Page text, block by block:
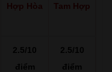
Hợp Hòa Tam Hợp
2.5/10
điểm
2.5/10
điểm